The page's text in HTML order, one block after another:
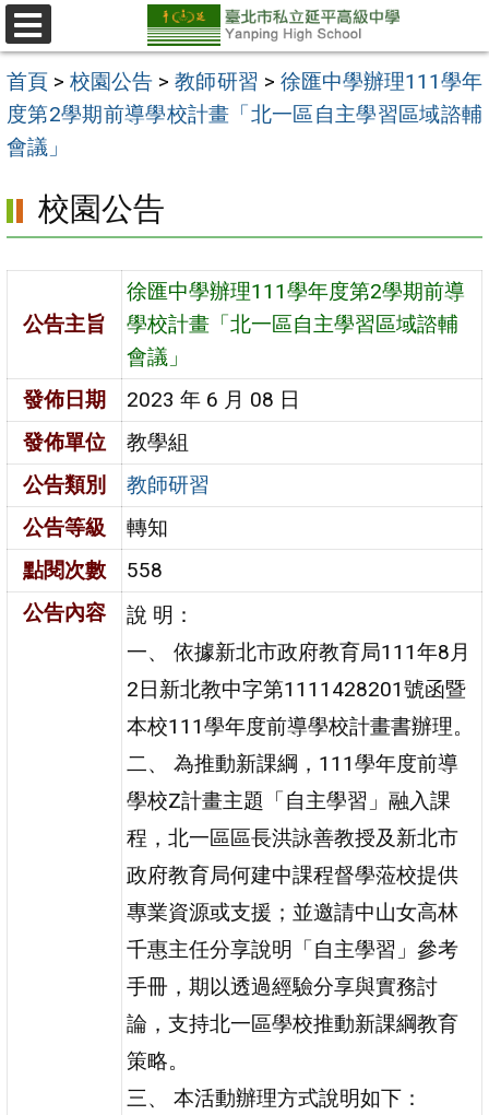
跳
至
主
要
內
選
單
首頁 >校園公告 >教師研習 > 徐匯中學辦理111學年
度第2學期前導學校計畫「北一區自主學習區域諮輔
會議」
校園公告
公告主旨
徐匯中學辦理111學年度第2學期前導
學校計畫「北一區自主學習區域諮輔
會議」
發佈日期
2023 年 6 月 08 日
發佈單位
教學組
公告類別
教師研習
公告等級
轉知
點閱次數
558
公告內容
說 明：
一、 依據新北市政府教育局111年8月
2日新北教中字第1111428201號函暨
本校111學年度前導學校計畫書辦理。
二、 為推動新課綱，111學年度前導
學校Z計畫主題「自主學習」融入課
程，北一區區長洪詠善教授及新北市
政府教育局何建中課程督學蒞校提供
專業資源或支援；並邀請中山女高林
千惠主任分享說明「自主學習」參考
手冊，期以透過經驗分享與實務討
論，支持北一區學校推動新課綱教育
策略。
三、 本活動辦理方式說明如下：